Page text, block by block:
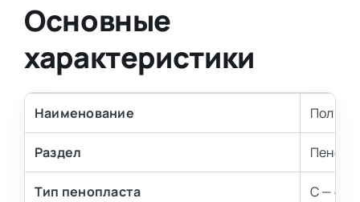
Основные
характеристики
Наименование
Раздел
Тип пенопласта С —